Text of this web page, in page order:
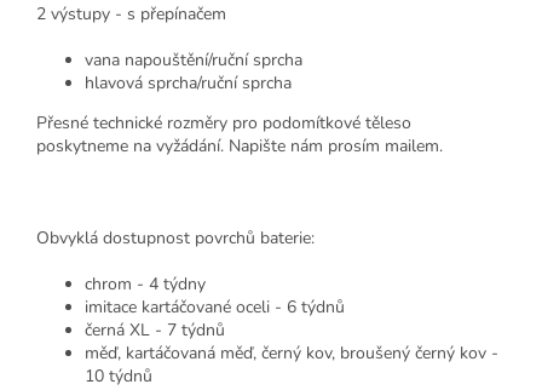
2 výstupy - s přepínačem
vana napouštění/ruční sprcha
hlavová sprcha/ruční sprcha
Přesné technické rozměry pro podomítkové těleso
poskytneme na vyžádání. Napište nám prosím mailem.
Obvyklá dostupnost povrchů baterie:
chrom - 4 týdny
imitace kartáčované oceli - 6 týdnů
černá XL - 7 týdnů
měď, kartáčovaná měď, černý kov, broušený černý kov -
10 týdnů